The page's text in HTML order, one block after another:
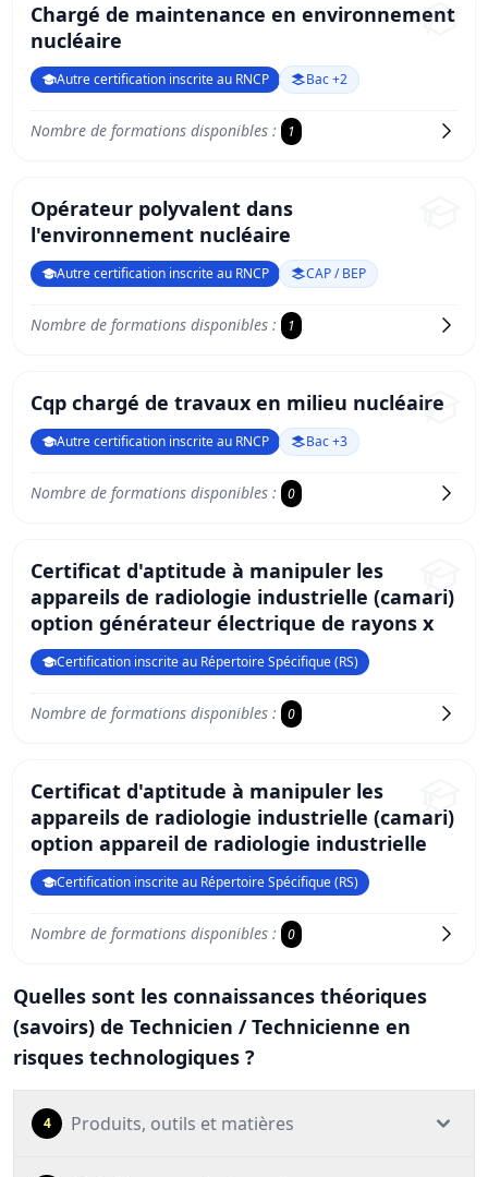
Chargé de maintenance en environnement
nucléaire
Autre certification inscrite au RNCP Bac +2
Nombre de formations disponibles : 1
Opérateur polyvalent dans
l'environnement nucléaire
Autre certification inscrite au RNCP CAP / BEP
Nombre de formations disponibles : 1
Cqp chargé de travaux en milieu nucléaire
Autre certification inscrite au RNCP Bac +3
Nombre de formations disponibles : 0
Certificat d'aptitude à manipuler les
appareils de radiologie industrielle (camari)
option générateur électrique de rayons x
Certification inscrite au Répertoire Spécifique (RS)
Nombre de formations disponibles : 0
Certificat d'aptitude à manipuler les
appareils de radiologie industrielle (camari)
option appareil de radiologie industrielle
Certification inscrite au Répertoire Spécifique (RS)
Nombre de formations disponibles : 0
Quelles sont les connaissances théoriques
(savoirs) de Technicien / Technicienne en
risques technologiques ?
4 Produits, outils et matières